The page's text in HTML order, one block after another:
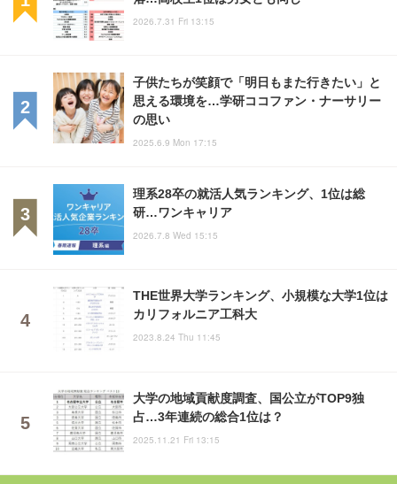
2026.7.31 Fri 13:15
子供たちが笑顔で「明日もまた行きたい」と
思える環境を…学研ココファン・ナーサリー
の思い
2025.6.9 Mon 17:15
理系28卒の就活人気ランキング、1位は総
研…ワンキャリア
2026.7.8 Wed 15:15
THE世界大学ランキング、小規模な大学1位は
カリフォルニア工科大
2023.8.24 Thu 11:45
大学の地域貢献度調査、国公立がTOP9独
占…3年連続の総合1位は？
2025.11.21 Fri 13:15